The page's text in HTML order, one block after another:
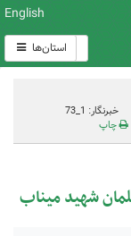
English
استان‌ها
خبرنگار: 1_73
چاپ
شهید میناب